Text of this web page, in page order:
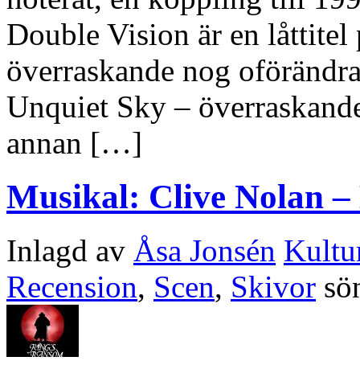
Double Vision är en låttitel
överraskande nog
Unquiet Sky –
annan […]
Musikal: Clive Nolan –
Inlagd av Åsa Jonsén
Recension, Scen, Skivor